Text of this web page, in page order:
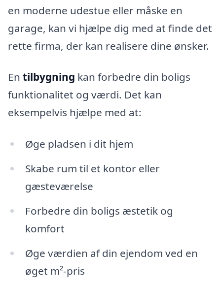
en moderne udestue eller måske en
garage, kan vi hjælpe dig med at finde det
rette firma, der kan realisere dine ønsker.
En tilbygning kan forbedre din boligs
funktionalitet og værdi. Det kan
eksempelvis hjælpe med at:
Øge pladsen i dit hjem
Skabe rum til et kontor eller
gæsteværelse
Forbedre din boligs æstetik og
komfort
Øge værdien af din ejendom ved en
øget m²-pris